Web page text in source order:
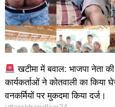
खटीमा में बवाल: भाजपा नेता
कार्यकर्ताओं ने कोतवाली का
वनकर्मियों पर मुकदमा किया दर्ज।